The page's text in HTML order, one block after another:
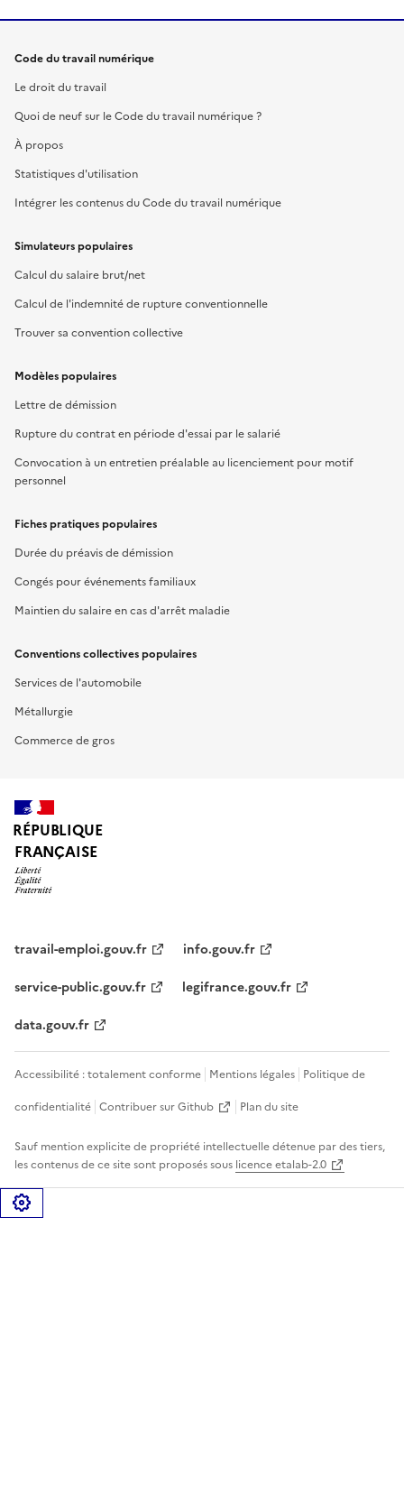
Code du travail numérique
Le droit du travail
Quoi de neuf sur le Code du travail numérique ?
À propos
Statistiques d'utilisation
Intégrer les contenus du Code du travail numérique
Simulateurs populaires
Calcul du salaire brut/net
Calcul de l'indemnité de rupture conventionnelle
Trouver sa convention collective
Modèles populaires
Lettre de démission
Rupture du contrat en période d'essai par le salarié
Convocation à un entretien préalable au licenciement pour motif
personnel
Fiches pratiques populaires
Durée du préavis de démission
Congés pour événements familiaux
Maintien du salaire en cas d'arrêt maladie
Conventions collectives populaires
Services de l'automobile
Métallurgie
Commerce de gros
RÉPUBLIQUE
FRANÇAISE
travail-emploi.gouv.fr
info.gouv.fr
service-public.gouv.fr
legifrance.gouv.fr
data.gouv.fr
Accessibilité : totalement conforme Mentions légales Politique de
confidentialité Contribuer sur Github Plan du site
Sauf mention explicite de propriété intellectuelle détenue par des tiers,
les contenus de ce site sont proposés sous licence etalab-2.0
Gérer les cookies